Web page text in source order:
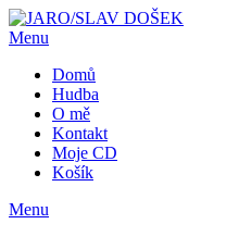
Přejdi
na
Menu
Domů
Hudba
O mě
Kontakt
Moje CD
Košík
Menu